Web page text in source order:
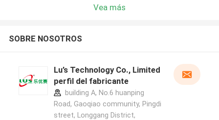
Vea más
SOBRE NOSOTROS
Lu’s Technology Co., Limited
perfil del fabricante
building A, No.6 huanping
Road, Gaoqiao community, Pingdi
street, Longgang District,